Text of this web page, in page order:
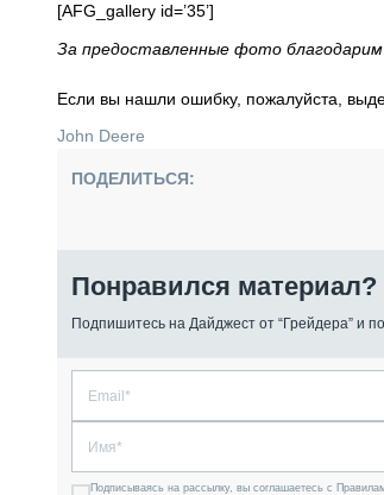
[AFG_gallery id=’35’]
За предоставленные фото благодарим
Если вы нашли ошибку, пожалуйста,
John Deere
ПОДЕЛИТЬСЯ:
Понравился материал?
Подпишитесь на Дайджест от “Грейдера” и
Подписываясь на рассылку, вы соглашаетесь с